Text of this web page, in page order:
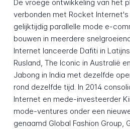
De vroege ontwikkeling van het
verbonden met Rocket
gelijktijdig parallelle mode e-
bouwen in meerdere
Internet lanceerde Dafiti in
Rusland, The Iconic in Australië
Jabong in India met dezelfde
rond dezelfde tijd. In 2014
Internet en mede-investeerder
mode-ventures onder een
genaamd Global Fashion Group,